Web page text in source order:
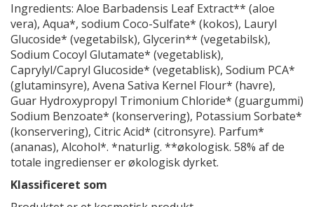
Ingredients: Aloe Barbadensis Leaf Extract** (aloe
vera), Aqua*, sodium Coco-Sulfate* (kokos), Lauryl
Glucoside* (vegetabilsk), Glycerin** (vegetabilsk),
Sodium Cocoyl Glutamate* (vegetablisk),
Caprylyl/Capryl Glucoside* (vegetablisk), Sodium PCA*
(glutaminsyre), Avena Sativa Kernel Flour* (havre),
Guar Hydroxypropyl Trimonium Chloride* (guargummi)
Sodium Benzoate* (konservering), Potassium Sorbate*
(konservering), Citric Acid* (citronsyre). Parfum*
(ananas), Alcohol*. *naturlig. **økologisk. 58% af de
totale ingredienser er økologisk dyrket.
Klassificeret som